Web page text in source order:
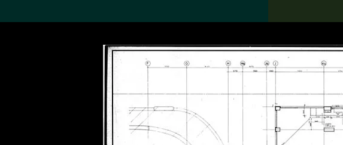
搜索M+藏品 Search the Collection
19,052項結果